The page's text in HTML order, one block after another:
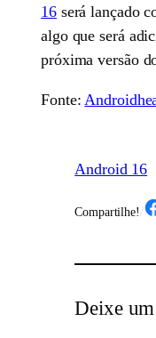
16será lançado
algo que será
próxima versão
Fonte:
Android 16
Compartilhe! /
Deixe